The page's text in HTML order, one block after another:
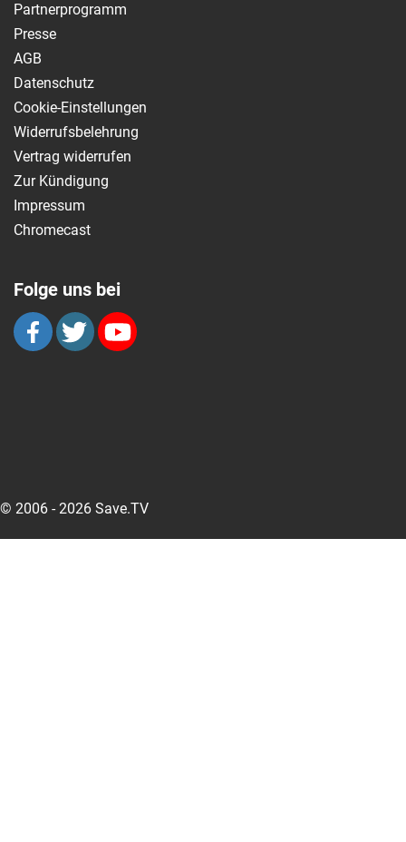
Partnerprogramm
Presse
AGB
Datenschutz
Cookie-Einstellungen
Widerrufsbelehrung
Vertrag widerrufen
Zur Kündigung
Impressum
Chromecast
Folge uns bei
© 2006 - 2026 Save.TV